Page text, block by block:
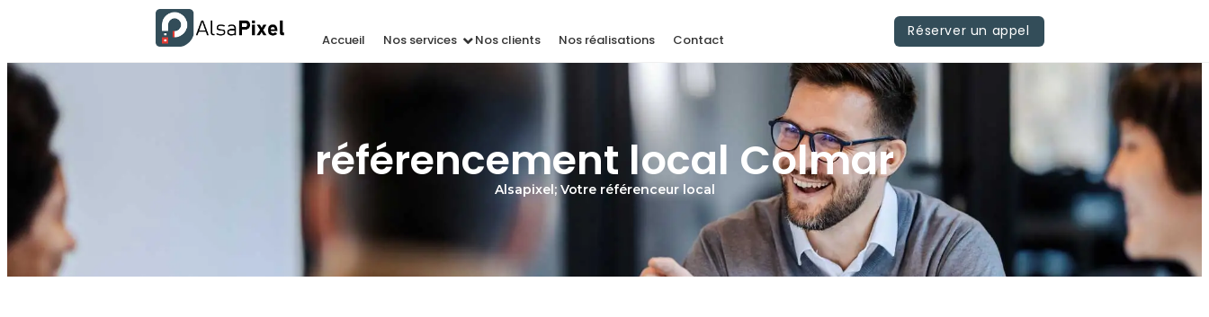
Accueil Nos services Nos clients Nos réalisations Contact
Réserver un appel
référencement local Colmar
Alsapixel; Votre référenceur local